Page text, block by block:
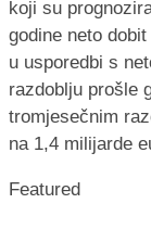
koji su
godine neto
u usporedbi s
razdoblju prošle
tromjesečnim
na 1,4 milijarde
Featured